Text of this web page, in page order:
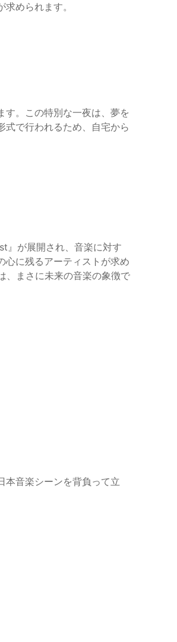
められます。
す。この特別な一夜は、夢を
式で行われるため、自宅から
』が展開され、音楽に対す
心に残るアーティストが求め
、まさに未来の音楽の象徴で
本音楽シーンを背負って立